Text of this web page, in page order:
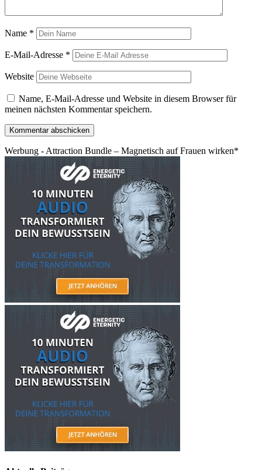
Name *
E-Mail-Adresse *
Website
Name, E-Mail-Adresse und Website in diesem Browser für
meinen nächsten Kommentar speichern.
Werbung - Attraction Bundle – Magnetisch auf Frauen wirken*